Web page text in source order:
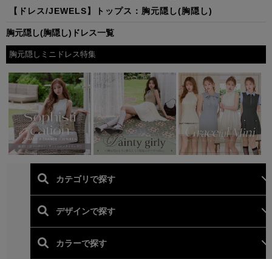
【ドレス/JEWELS】トップス：胸元隠し(胸隠し)
胸元隠し(胸隠し)ドレス一覧
胸元隠しミニドレス特集